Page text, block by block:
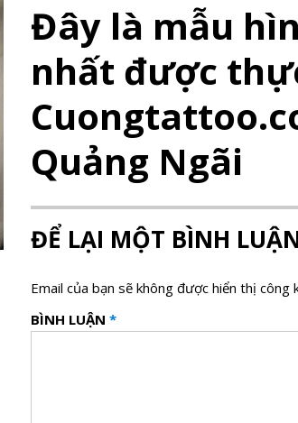
Đây là mẫu
nhất được
Quảng Ngãi
ĐỂ LẠI MỘT BÌNH
Email của bạn sẽ không được hiển thị công
BÌNH LUẬN *